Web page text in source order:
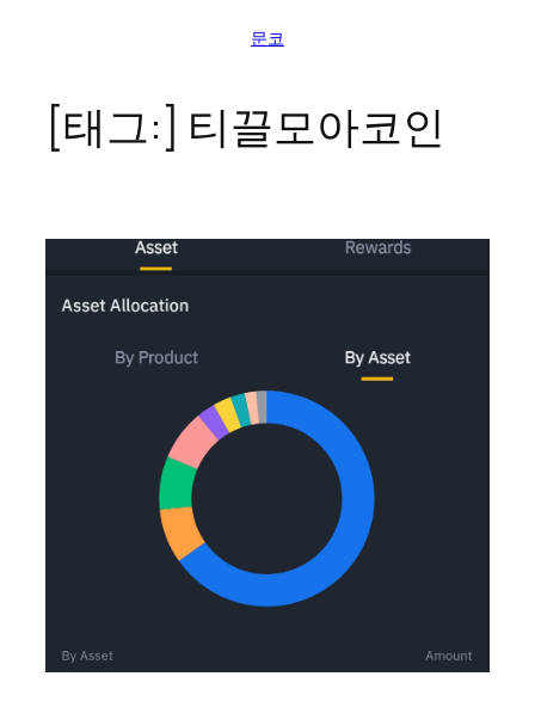
문코
[태그:] 티끌모아코인